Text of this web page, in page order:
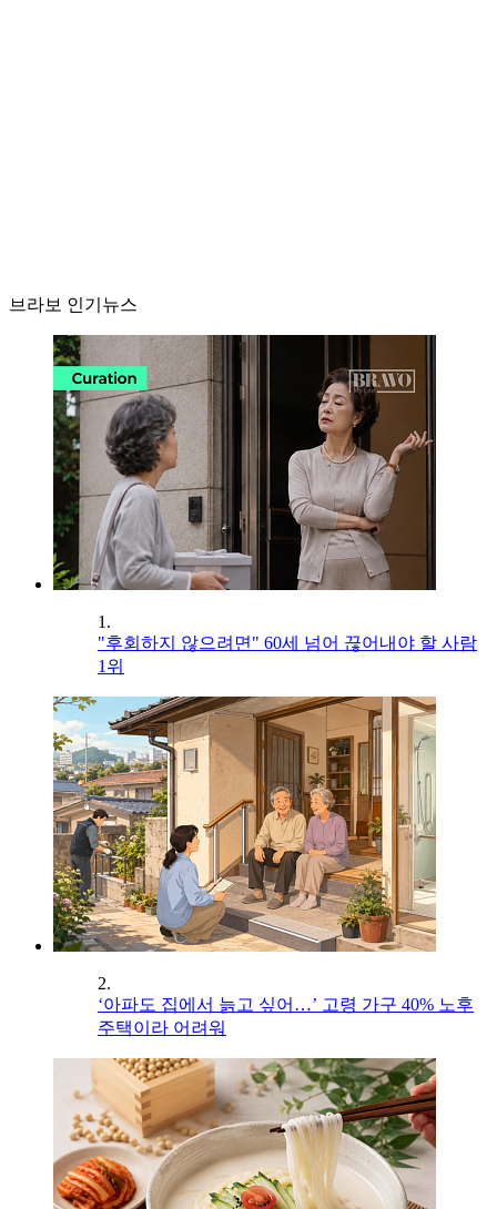
브라보 인기뉴스
1.
"후회하지 않으려면" 60세 넘어 끊어내야 할 사람
1위
2.
‘아파도 집에서 늙고 싶어…’ 고령 가구 40% 노후
주택이라 어려워